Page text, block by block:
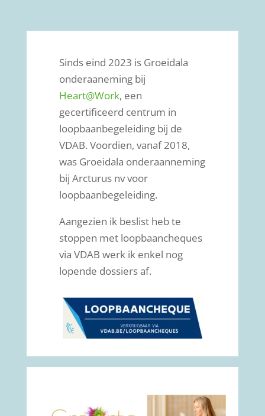
Sinds eind 2023 is Groeidala
onderaaneming bij
Heart@Work, een
gecertificeerd centrum in
loopbaanbegeleiding bij de
VDAB. Voordien, vanaf 2018,
was Groeidala onderaanneming
bij Arcturus nv voor
loopbaanbegeleiding.
Aangezien ik beslist heb te
stoppen met loopbaancheques
via VDAB werk ik enkel nog
lopende dossiers af.